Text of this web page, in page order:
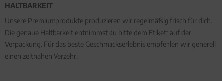
HALTBARKEIT
Unsere Premiumprodukte produzieren wir regelmäßig frisch für dich.
Die genaue Haltbarkeit entnimmst du bitte dem Etikett auf der
Verpackung. Für das beste Geschmackserlebnis empfehlen wir generell
einen zeitnahen Verzehr.